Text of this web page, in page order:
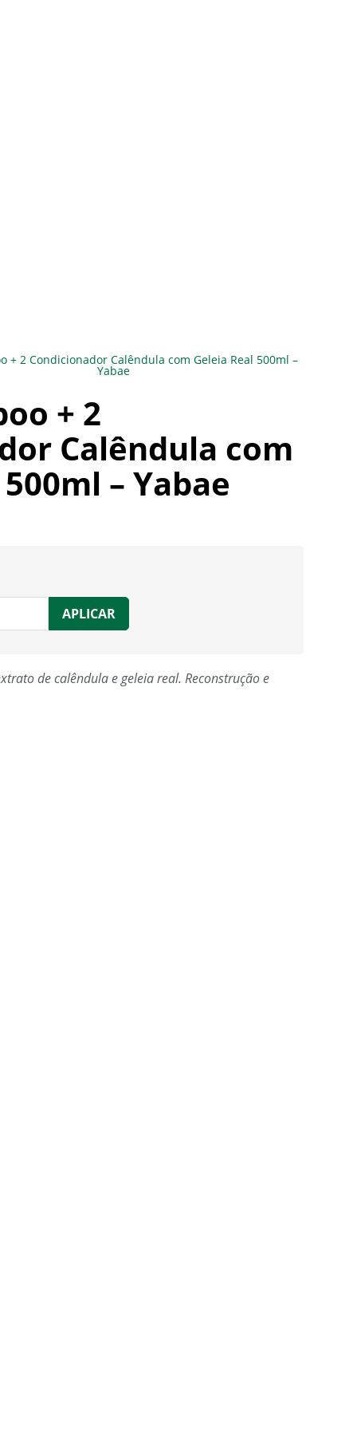
+ 2 Condicionador Calêndula com Geleia Real 500ml –
Yabae
+ 2
Calêndula com
– Yabae
APLICAR
de calêndula e geleia real. Reconstrução e